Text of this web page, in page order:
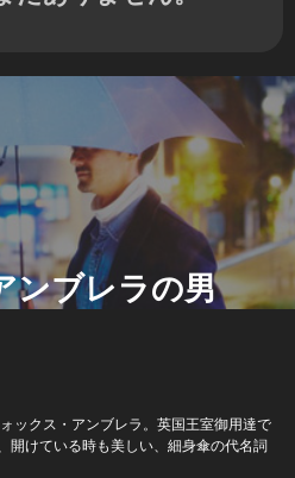
ンブレラの男
ックス・アンブレラ。英国王室御用達で
開けている時も美しい、細身傘の代名詞